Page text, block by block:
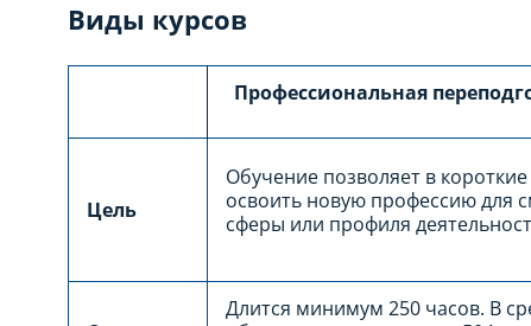
Виды курсов
Профессиональная
Цель
Обучение позволяет в
освоить новую профессию для
сферы или профиля
Длится минимум 250 часов. В